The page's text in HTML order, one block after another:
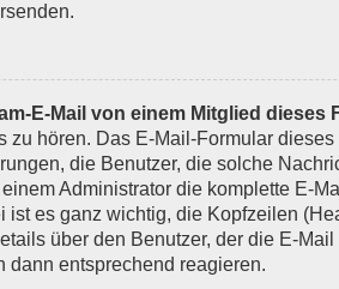
E-Mail von einem Mitglied dieses
zu hören. Das E-Mail-Formular
die Benutzer, die solche
Administrator die komplette E-
ist es ganz wichtig, die Kopfzeilen
über den Benutzer, der die E-
dann entsprechend reagieren.